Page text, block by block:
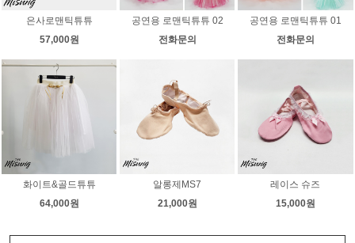
은사로맨틱튜튜
57,000원
공연용 로맨틱튜튜 02
전화문의
공연용 로맨틱튜튜 01
전화문의
화이트&골드튜튜
64,000원
알롱제MS7
21,000원
레이스 슈즈
15,000원